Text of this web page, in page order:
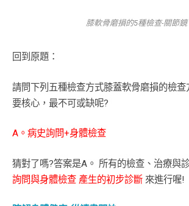
膝軟骨磨損的5種檢查-關節鏡
回到原題：
請問下列五種檢查方式膝蓋軟骨磨損的檢
要核心，最不可或缺呢?
A。病史詢問+身體檢查
猜對了嗎?答案是A。 所有的檢查、治療與
詢問與身體檢查 產生的初步診斷 來進行喔!